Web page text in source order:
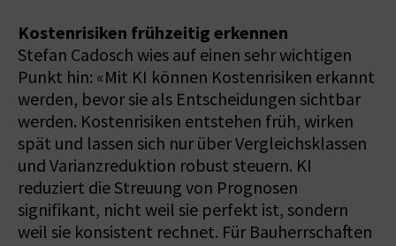
Kostenrisiken frühzeitig erkennen
Stefan Cadosch wies auf einen sehr wichtigen
Punkt hin: «Mit KI können Kostenrisiken erkannt
werden, bevor sie als Entscheidungen sichtbar
werden. Kostenrisiken entstehen früh, wirken
spät und lassen sich nur über Vergleichsklassen
und Varianzreduktion robust steuern. KI
reduziert die Streuung von Prognosen
signifikant, nicht weil sie perfekt ist, sondern
weil sie konsistent rechnet. Für Bauherrschaften